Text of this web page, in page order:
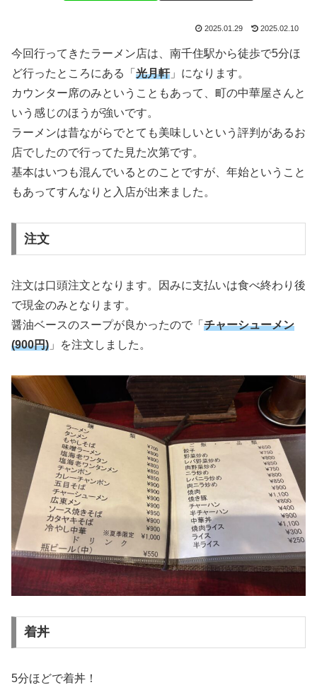
2025.01.29 2025.02.10
今回行ってきたラーメン店は、南千住駅から徒歩で5分ほ
ど行ったところにある「 光月軒」になります。
カウンター席のみということもあって、町の中華屋さんと
いう感じのほうが強いです。
ラーメンは昔ながらでとても美味しいという評判があるお
店でしたので行ってた見た次第です。
基本はいつも混んでいるとのことですが、年始ということ
もあってすんなりと入店が出来ました。
注文
注文は口頭注文となります。因みに支払いは食べ終わり後
で現金のみとなります。
醤油ベースのスープが良かったので「 チャーシューメン
(900円) 」を注文しました。
着丼
5分ほどで着丼！